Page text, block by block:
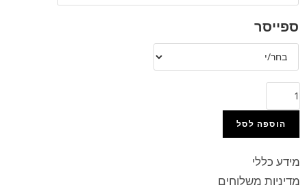
ספייסר
הוספה לסל
מידע כללי
מדיניות משלוחים